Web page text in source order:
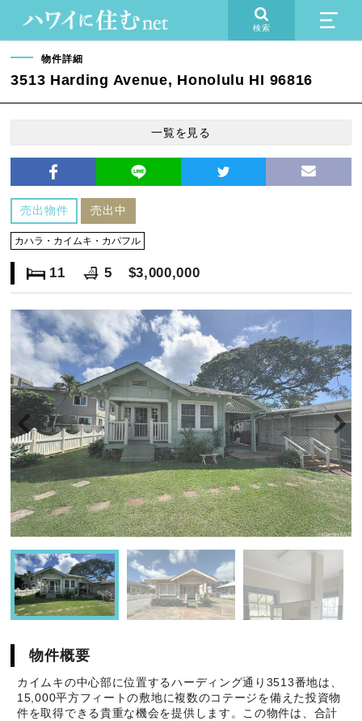
検索
物件詳細
3513 Harding Avenue, Honolulu HI 96816
一覧を見る
売出物件 売出中
カハラ・カイムキ・カパフル
11 5 $3,000,000
物件概要
カイムキの中心部に位置するハーディング通り3513番地は、
15,000平方フィートの敷地に複数のコテージを備えた投資物
件を取得できる貴重な機会を提供します。この物件は、合計